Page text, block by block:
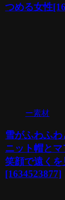
つめる女性
ー素材
雪がふわふ
ニット帽と
笑顔で遠く
[1634523877]